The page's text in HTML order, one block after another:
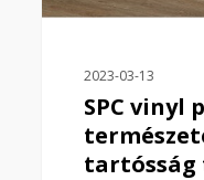
2023-03-13
SPC vinyl
tartósság